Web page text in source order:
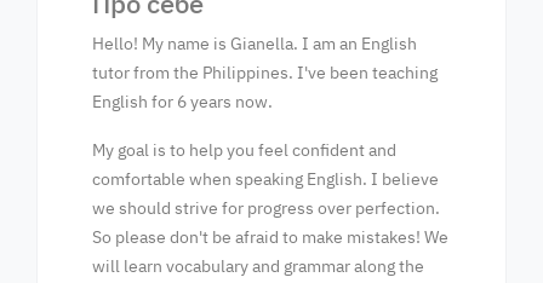
Hello! My name is Gianella. I am an English
tutor from the Philippines. I've been teaching
English for 6 years now.
My goal is to help you feel confident and
comfortable when speaking English. I believe
we should strive for progress over perfection.
So please don't be afraid to make mistakes! We
will learn vocabulary and grammar along the